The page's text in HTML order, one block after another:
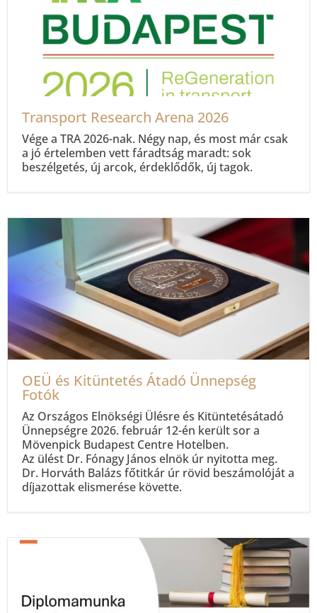
Transport Research Arena 2026
Vége a TRA 2026-nak. Négy nap, és most már csak
a jó értelemben vett fáradtság maradt: sok
beszélgetés, új arcok, érdeklődők, új tagok.
OEÜ és Kitüntetés Átadó Ünnepség
Fotók
Az Országos Elnökségi Ülésre és Kitüntetésátadó
Ünnepségre 2026. február 12-én került sor a
Mövenpick Budapest Centre Hotelben.
Az ülést Dr. Fónagy János elnök úr nyitotta meg.
Dr. Horváth Balázs főtitkár úr rövid beszámolóját a
díjazottak elismerése követte.